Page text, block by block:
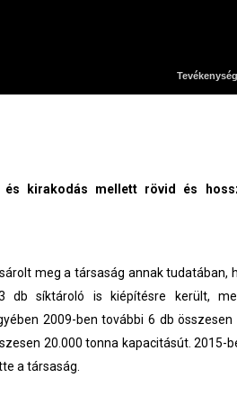
kirakodás mellett rövid és
meg a társaság annak tudatában,
db síktároló is kiépítésre került,
2009-ben további 6 db összesen
20.000 tonna kapacitásút. 2015-
a társaság.